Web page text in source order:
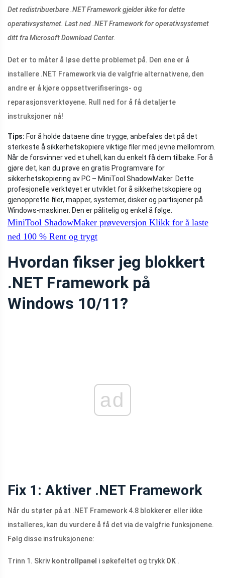
Det redistribuerbare .NET Framework gjelder ikke for dette
operativsystemet. Last ned .NET Framework for operativsystemet
ditt fra Microsoft Download Center.
Det er to måter å løse dette problemet på. Den ene er å
installere .NET Framework via de valgfrie alternativene, den
andre er å kjøre oppsettverifiserings- og
reparasjonsverktøyene. Rull ned for å få detaljerte
instruksjoner nå!
Tips: For å holde dataene dine trygge, anbefales det på det
sterkeste å sikkerhetskopiere viktige filer med jevne mellomrom.
Når de forsvinner ved et uhell, kan du enkelt få dem tilbake. For å
gjøre det, kan du prøve en gratis Programvare for
sikkerhetskopiering av PC – MiniTool ShadowMaker. Dette
profesjonelle verktøyet er utviklet for å sikkerhetskopiere og
gjenopprette filer, mapper, systemer, disker og partisjoner på
Windows-maskiner. Den er pålitelig og enkel å følge.
MiniTool ShadowMaker prøveversjon Klikk for å laste
ned 100 % Rent og trygt
Hvordan fikser jeg blokkert
.NET Framework på
Windows 10/11?
ad
Fix 1: Aktiver .NET Framework
Når du støter på at .NET Framework 4.8 blokkerer eller ikke
installeres, kan du vurdere å få det via de valgfrie funksjonene.
Følg disse instruksjonene:
Trinn 1. Skriv kontrollpanel i søkefeltet og trykk OK .